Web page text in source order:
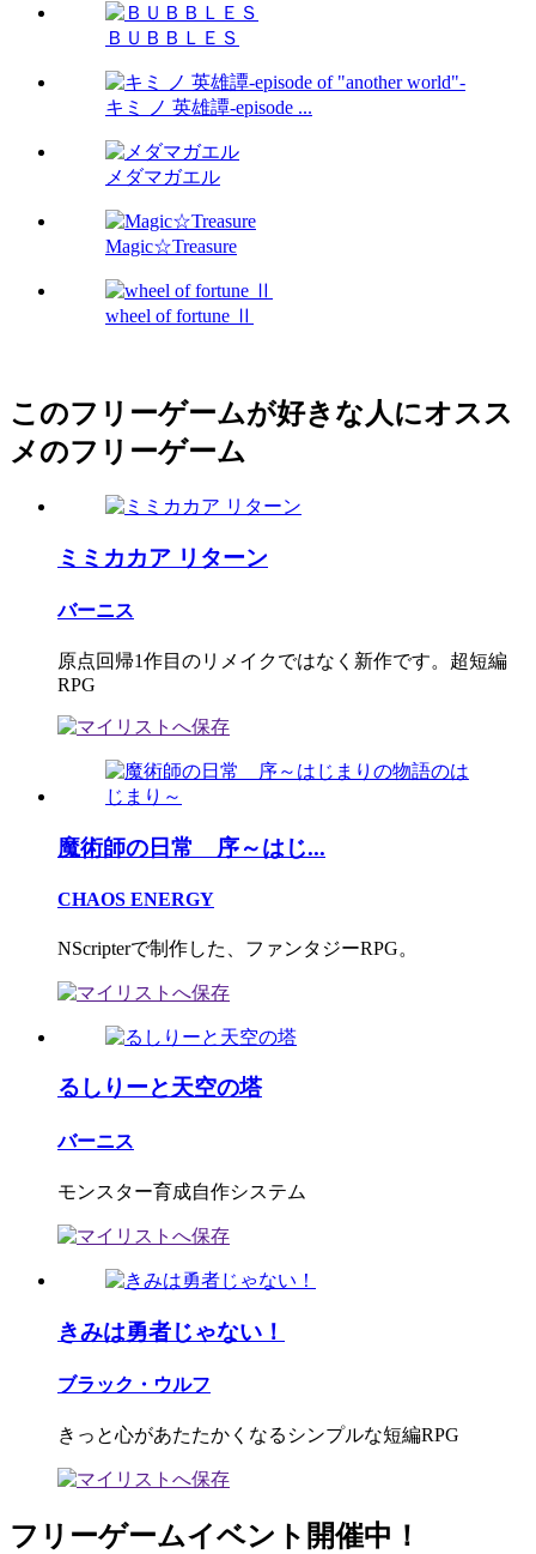
ＢＵＢＢＬＥＳ
キミ ノ 英雄譚-episode ...
メダマガエル
Magic☆Treasure
wheel of fortune Ⅱ
このフリーゲームが好きな人にオスス
メのフリーゲーム
ミミカカア リターン
バーニス
原点回帰1作目のリメイクではなく新作です。超短編
RPG
魔術師の日常 序～はじ...
CHAOS ENERGY
NScripterで制作した、ファンタジーRPG。
るしりーと天空の塔
バーニス
モンスター育成自作システム
きみは勇者じゃない！
ブラック・ウルフ
きっと心があたたかくなるシンプルな短編RPG
フリーゲームイベント開催中！